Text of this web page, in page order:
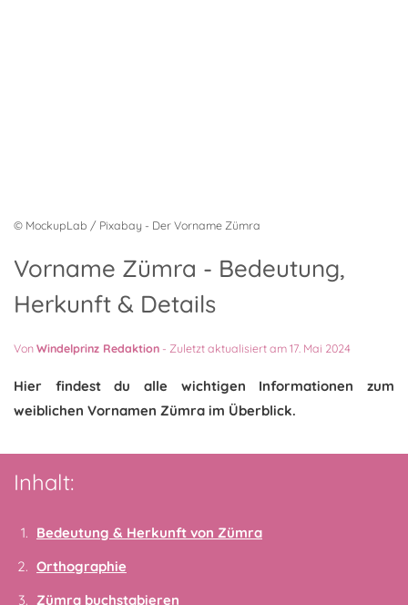
© MockupLab / Pixabay - Der Vorname Zümra
Vorname Zümra - Bedeutung,
Herkunft & Details
VonWindelprinz Redaktion - Zuletzt aktualisiert am 17. Mai 2024
Hier findest du alle wichtigen Informationen zum
weiblichen Vornamen Zümra im Überblick.
Inhalt:
Bedeutung & Herkunft von Zümra
Orthographie
Zümra buchstabieren